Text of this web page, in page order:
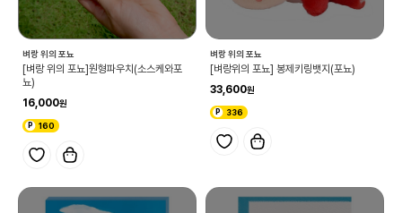
벼랑 위의 포뇨
[벼랑 위의 포뇨]원형파우치(소스케와포
뇨)
16,000
160
벼랑 위의 포뇨
[벼랑위의 포뇨] 봉제키링뱃지(포뇨)
33,600
336